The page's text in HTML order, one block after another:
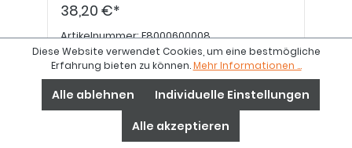
38,20 €*
Artikelnummer:E8000600008
Details
Diese Website verwendet Cookies, um eine bestmögliche
Erfahrung bieten zu können.Mehr Informationen ...
Alle ablehnen
Individuelle Einstellungen
Alle akzeptieren